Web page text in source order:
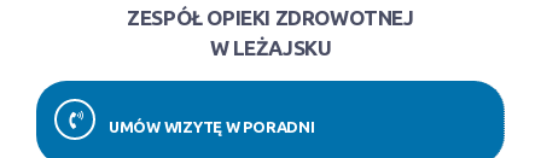
ZESPÓŁ OPIEKI ZDROWOTNEJ
W LEŻAJSKU
UMÓW WIZYTĘ W PORADNI